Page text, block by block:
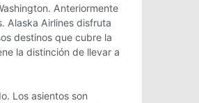
Anteriormente
Alaska Airlines disfruta
destinos que cubre la
la distinción de llevar a
Los asientos son